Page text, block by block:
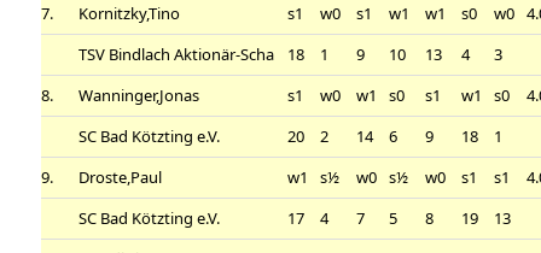
7.
Kornitzky,Tino s1 w0 s1 w1 w1 s0 w0
TSV Bindlach Aktionär-Scha
18 1 9 10 13 4
3
8.
Wanninger,Jonas s1 w0 w1 s0 s1 w1 s0
SC Bad Kötzting e.V.
20 2 14 6 9 18
1
9.
Droste,Paul w1 s½ w0 s½ w0 s1 s1
SC Bad Kötzting e.V.
17 4 7 5 8 19
13